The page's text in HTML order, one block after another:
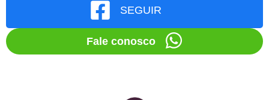
SEGUIR
Fale conosco